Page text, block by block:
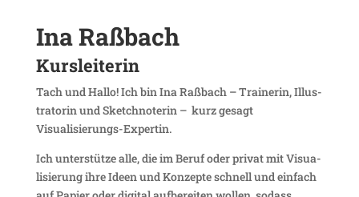
Ina Raßbach
Kurs­lei­terin
Tach und Hallo! Ich bin Ina Raßbach – Trai­nerin, Illus­
tra­torin und Sketch­noterin – kurz gesagt
Visualisierungs-Expertin.
Ich unter­stütze alle, die im Beruf oder privat mit Visua­
li­sie­rung ihre Ideen und Konzepte schnell und einfach